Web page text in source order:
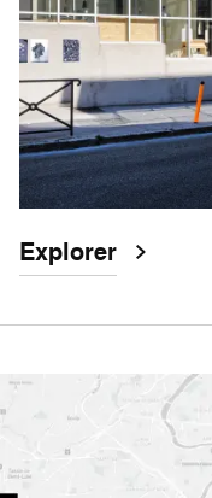
Explorer